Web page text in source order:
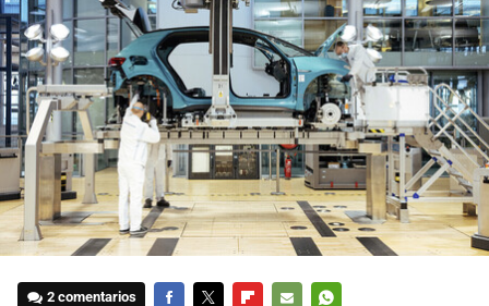
2 comentarios